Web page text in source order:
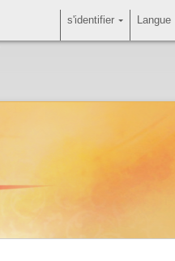
Langue
s'identifier